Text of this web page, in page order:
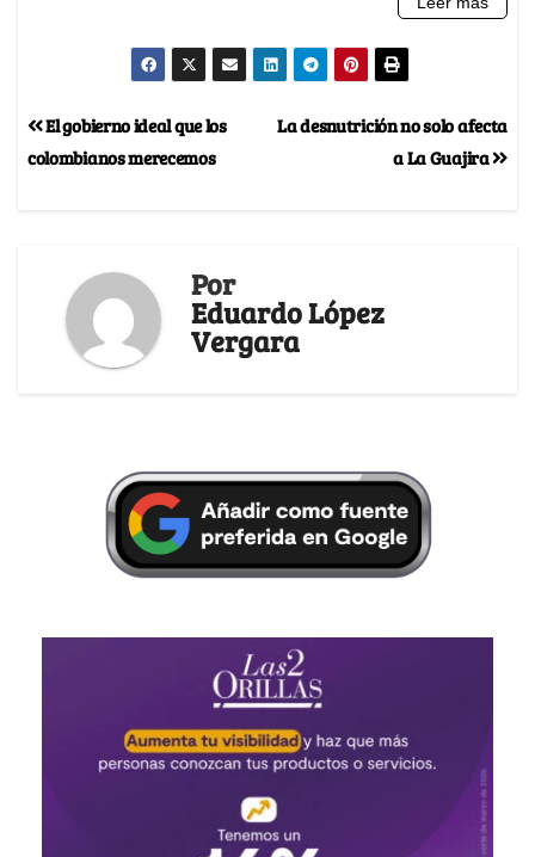
La desnutrición no solo afecta
a La Guajira
El gobierno ideal que los
colombianos merecemos
Por
Eduardo López
Vergara